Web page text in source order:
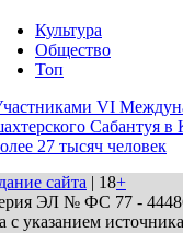
Культура
Общество
Топ
VI
Сабантуя в
27 тысяч человек
сайта | 18+
ЭЛ № ФС 77 - 44486
с указанием